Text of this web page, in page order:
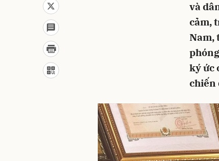
và
cảm,
Nam,
ký ức
chiến